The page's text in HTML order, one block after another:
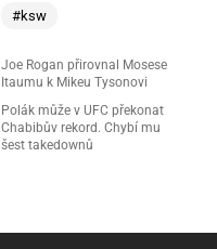
#ksw
Joe Rogan přirovnal Mosese
Itaumu k Mikeu Tysonovi
Polák může v UFC překonat
Chabibův rekord. Chybí mu
šest takedownů